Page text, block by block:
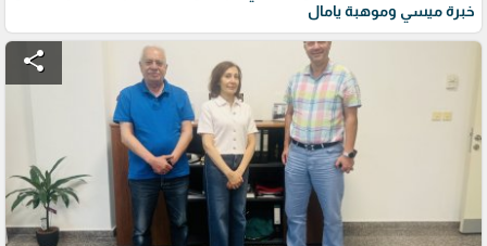
خبرة ميسي وموهبة يامال
share